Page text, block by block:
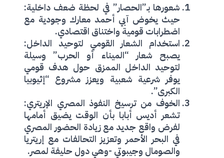
شعورها بـ”الحصار” في لحظة ضعف داخلية:
حيث يخوض آبي أحمد معارك وجودية مع
اضطرابات قومية واختناق اقتصادي.
استخدام الشعار القومي لتوحيد الداخل:
يصبح شعار “الميناء أو الحرب” وسيلة
لتوحيد الداخل الممزق حول هدف قومي
يوفر شرعية شعبية ويعزز مشروع “إثيوبيا
الكبرى”.
الخوف من ترسيخ النفوذ المصري الإريتري:
تشعر أديس أبابا بأن الوقت يضيق أمامها
لفرض واقع جديد مع زيادة الحضور المصري
في البحر الأحمر وتعزيز التحالفات مع إريتريا
والصومال وجيبوتي -وهي دول حليفة لمصر.